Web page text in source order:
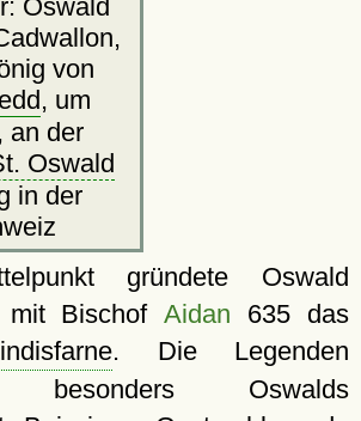
Oswald
von
, um
an der
Oswald
in der
gründete Oswald
mit BischofAidan 635 das
. Die Legenden
besonders Oswalds